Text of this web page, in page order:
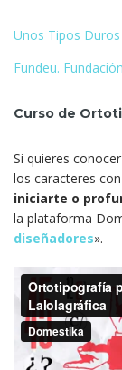
Unos Tipos Duros
Fundeu.
Curso de
Si quieres
los caracteres
iniciarte o
la plataforma
diseñadores».